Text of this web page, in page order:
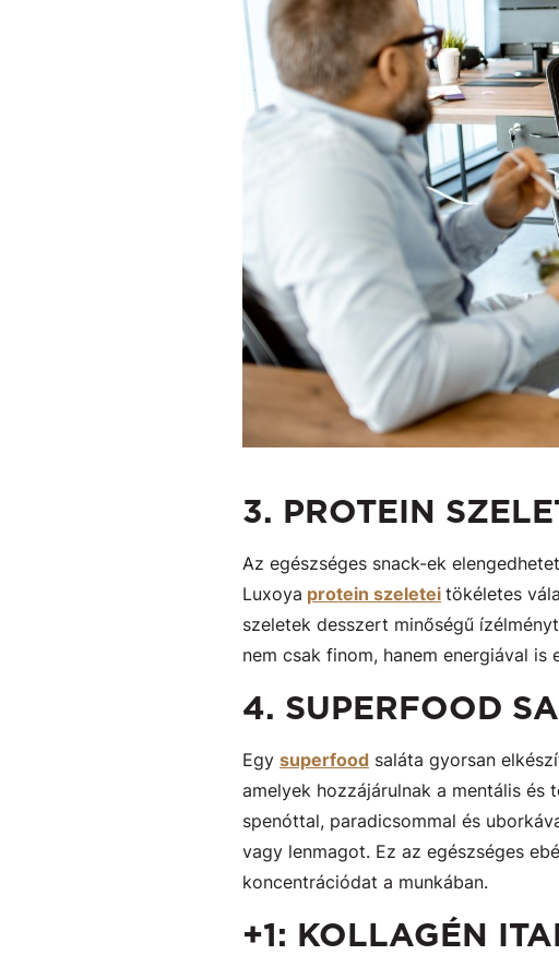
3. PROTEIN
Az egészséges snack-ek
Luxoya protein szeletei tökéletes
szeletek desszert minőségű
nem csak finom, hanem energiával is
4. SUPERFOOD
Egy superfood saláta gyorsan
amelyek hozzájárulnak a mentális és
spenóttal, paradicsommal és
vagy lenmagot. Ez az egészséges
koncentrációdat a munkában.
+1: KOLLAGÉN